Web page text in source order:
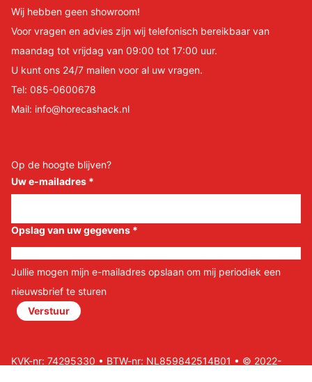
Wij hebben geen showroom!
Voor vragen en advies zijn wij telefonisch bereikbaar van
maandag tot vrijdag van 09:00 tot 17:00 uur.
U kunt ons 24/7 mailen voor al uw vragen.
Tel: 085-0600678
Mail: info@horecashack.nl
Op de hoogte blijven?
Uw e-mailadres *
Opslag van uw gegevens *
Jullie mogen mijn e-mailadres opslaan om mij periodiek een
nieuwsbrief te sturen
Verstuur
KVK-nr: 74295330 • BTW-nr: NL859842514B01 • © 2022-